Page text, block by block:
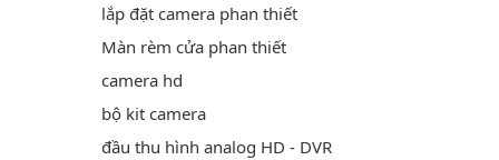
lắp đặt camera phan thiết
Màn rèm cửa phan thiết
camera hd
bộ kit camera
đầu thu hình analog HD - DVR